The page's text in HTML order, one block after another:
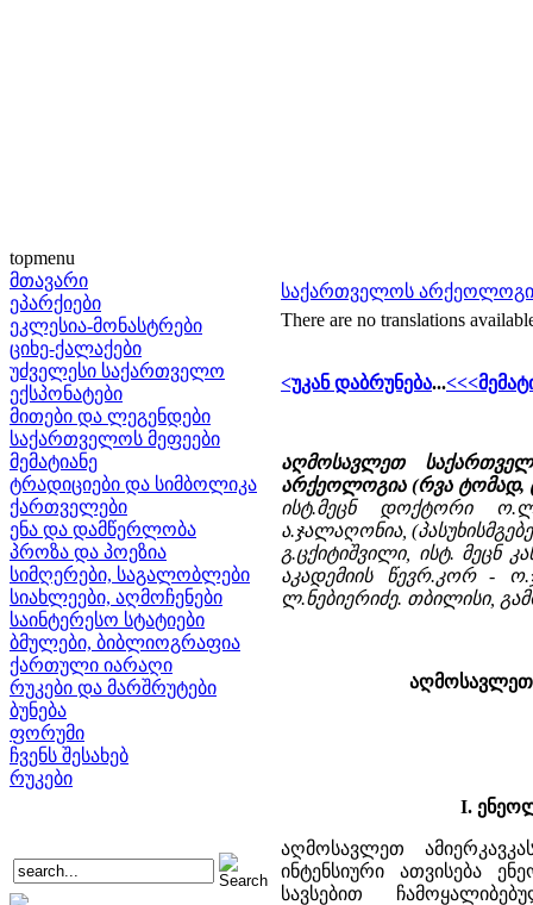
topmenu
მთავარი
ეპარქიები
ეკლესია-მონასტრები
ციხე-ქალაქები
უძველესი საქართველო
ექსპონატები
მითები და ლეგენდები
საქართველოს მეფეები
მემატიანე
ტრადიციები და სიმბოლიკა
ქართველები
ენა და დამწერლობა
პროზა და პოეზია
სიმღერები, საგალობლები
სიახლეები, აღმოჩენები
საინტერესო სტატიები
ბმულები, ბიბლიოგრაფია
ქართული იარაღი
რუკები და მარშრუტები
ბუნება
ფორუმი
ჩვენს შესახებ
რუკები
საქართველოს
There are no translations
<უკან დაბრუნება...
აღმოსავლეთ
არქეოლოგია (რვა ტომად,
ისტ.მეცნ დოქტორი
ა.ჯალაღონია,
გ.ცქიტიშვილი, ისტ. მეცნ
აკადემიის წევრ.კორ -
ლ.ნებიერიძე. თბილისი,
აღმოსავლეთ
I.
აღმოსავლეთ
ინტენსიური ათვისება
სავსებით